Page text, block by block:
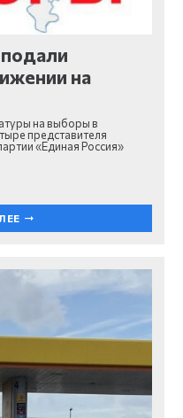
на
на выборы в
представителя
«Единая Россия»